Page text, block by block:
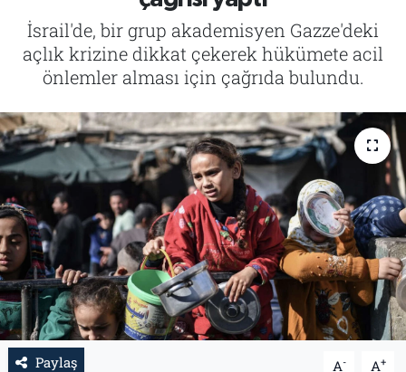
İsrail'de, bir grup akademisyen Gazze'deki
açlık krizine dikkat çekerek hükümete acil
önlemler alması için çağrıda bulundu.
Paylaş A- A+
Tarih
İletişim
Künye